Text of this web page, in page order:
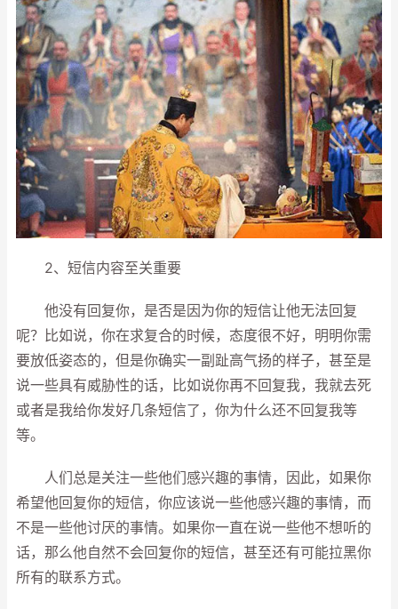
2、短信内容至关重要
他没有回复你，是否是因为你的短信让他无法回复
呢？比如说，你在求复合的时候，态度很不好，明明你需
要放低姿态的，但是你确实一副趾高气扬的样子，甚至是
说一些具有威胁性的话，比如说你再不回复我，我就去死
或者是我给你发好几条短信了，你为什么还不回复我等
等。
人们总是关注一些他们感兴趣的事情，因此，如果你
希望他回复你的短信，你应该说一些他感兴趣的事情，而
不是一些他讨厌的事情。如果你一直在说一些他不想听的
话，那么他自然不会回复你的短信，甚至还有可能拉黑你
所有的联系方式。